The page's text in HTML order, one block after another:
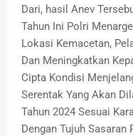
Dari, hasil Anev
Tahun Ini Polri
Lokasi Kemacetan,
Dan Meningkatkan
Cipta Kondisi
Serentak Yang Akan
Tahun 2024 Sesuai
Dengan Tujuh